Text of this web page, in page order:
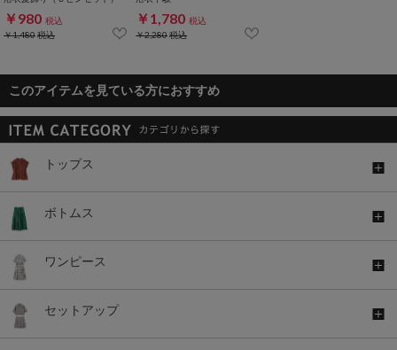
￥980 税込
￥1,480税込
￥1,780 税込
￥2,280税込
このアイテムを見ている方におすすめ
トップス
ボトムス
ワンピース
セットアップ